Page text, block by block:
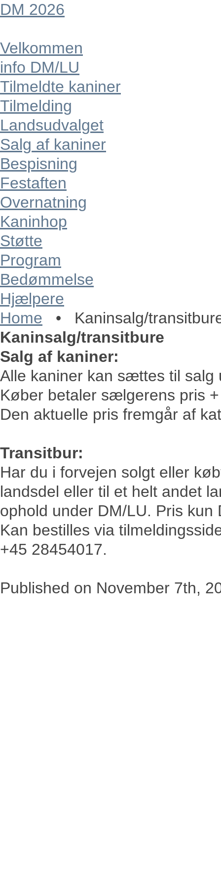
DM 2026
Velkommen
info DM/LU
Tilmeldte kaniner
Tilmelding
Landsudvalget
Salg af kaniner
Bespisning
Festaften
Overnatning
Kaninhop
Støtte
Program
Bedømmelse
Hjælpere
Home • Kaninsalg/
Kaninsalg/transitbure
Salg af kaniner:
Alle kaniner kan sættes til salg
Køber betaler sælgerens pris
Den aktuelle pris fremgår af
Transitbur:
Har du i forvejen solgt eller
landsdel eller til et helt andet
ophold under DM/LU. Pris kun
Kan bestilles via
+45 28454017.
Published on November 7th,